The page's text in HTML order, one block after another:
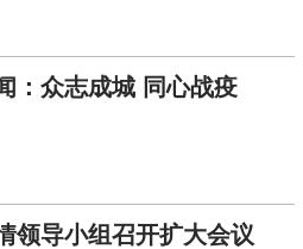
：众志成城 同心战疫
领导小组召开扩大会议